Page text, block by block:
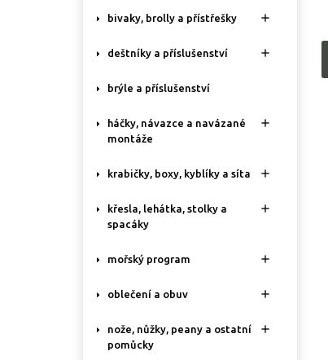
bivaky, brolly a přístřešky 
deštníky a příslušenství 
brýle a příslušenství
háčky, návazce a navázané
montáže

krabičky, boxy, kyblíky a síta 
křesla, lehátka, stolky a
spacáky

mořský program 
oblečení a obuv 
nože, nůžky, peany a ostatní
pomůcky
